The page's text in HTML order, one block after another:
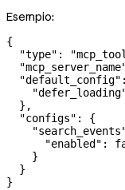
Esempio:
{
  "type"
:
  "default_config"
  },
  "configs"
: {
      "enabled"
:
    }
  }
}